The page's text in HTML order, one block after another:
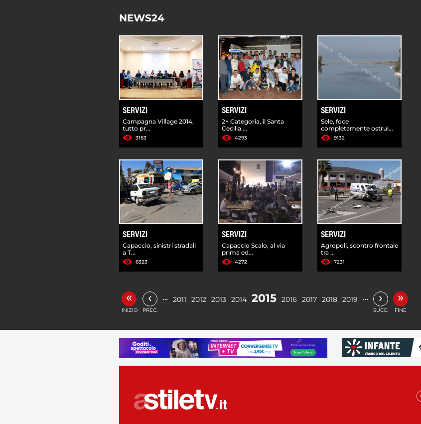
NEWS24
SERVIZI
Campagna Village 2014,
tutto pr...
3163
SERVIZI
2^ Categoria, il Santa
Cecilia ...
4293
SERVIZI
Sele, foce
completamente ostrui...
9132
SERVIZI
Capaccio, sinistri stradali
a T...
6323
SERVIZI
Capaccio Scalo, al via
prima ed...
4272
SERVIZI
Agropoli, scontro frontale
tra ...
7231
«
INIZIO
‹
PREC.
… 2011 2012 2013 2014 2015 2016 2017 2018 2019 … ›
SUCC.
»
FINE